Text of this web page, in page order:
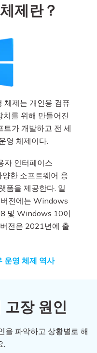
제란？
체제는 개인용 컴퓨
치를 위해 만들어진
트가 개발하고 전 세
영 체제이다.
자 인터페이스
양한 소프트웨어 응
폼을 제공한다. 일
전에는 Windows
및 Windows 10이
전은 2021년에 출
운영 체제 역사
고장 원인
을 파악하고 상황별로 해
.